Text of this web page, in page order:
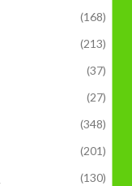
(168)
(213)
(37)
(27)
(348)
(201)
(130)